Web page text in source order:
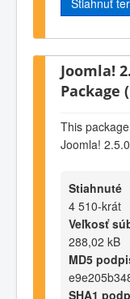
Joomla!
Package
This
Joomla!
Stiahnuté
4 510-krát
Veľkosť
288,02 kB
MD5
SHA1